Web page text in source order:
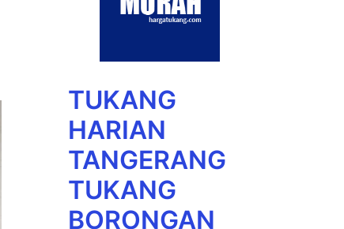
TUKANG
HARIAN
TANGERANG
TUKANG
BORONGAN